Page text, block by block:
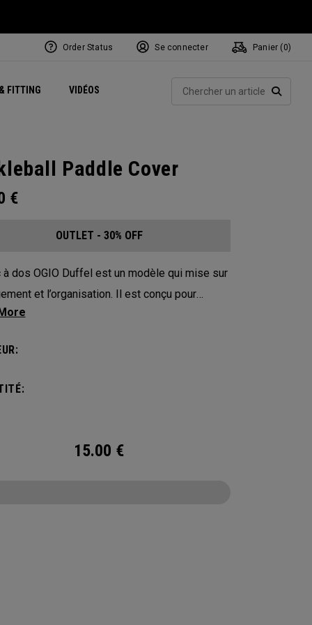
FITTING VIDÉOSExclusive Mavrik Complete Sets
Exclusivités - Balles de Golf
Juillet NEW Headwear
Women's Golf Balls
Exclusivités - Accessoires
Régionaux
Order Status Se connecter Panier ( 0)
Paddle Cover
€
OUTLET - 30% OFF
à dos OGIO Duffel est un modèle qui mise sur
et l’organisation. Il est conçu pour
aux attentes des joueurs de pickleball les
jusqu’à 4 raquettes et comporte un
pour ranger vos affaires de sport.
15.00 €